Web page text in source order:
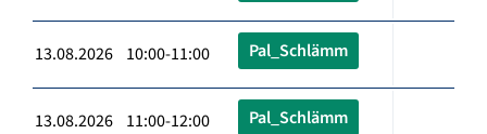
13.08.2026 10:00-11:00 Pal_Schlämm
13.08.2026 11:00-12:00 Pal_Schlämm